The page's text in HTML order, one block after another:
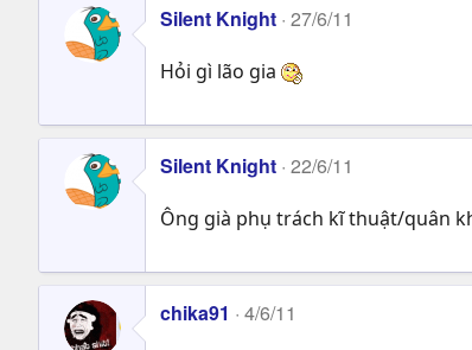
Silent Knight 27/6/11
Hỏi gì lão gia
Silent Knight 22/6/11
Ông già phụ trách kĩ thuật/quân
chika91 4/6/11